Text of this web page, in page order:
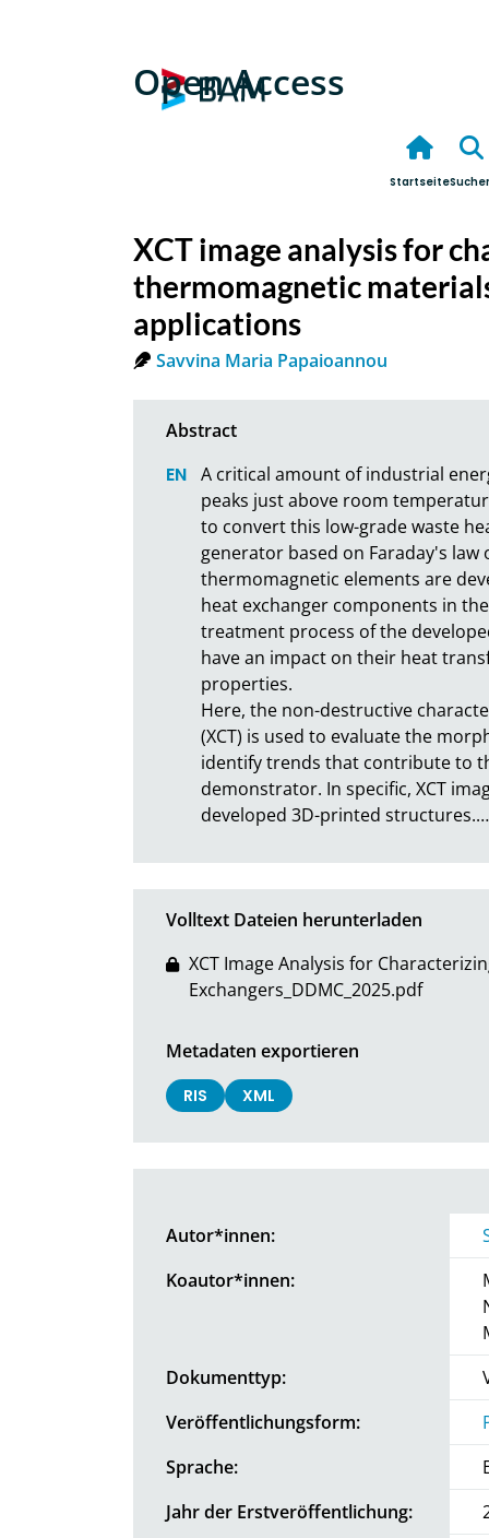
Open Access
Startseite
XCT image analysis for
thermomagnetic
applications
Savvina Maria Papaioannou
A critical amount of industrial
peaks just above room
to convert this low-grade waste
generator based on Faraday's
thermomagnetic elements are
heat exchanger components in
treatment process of the
have an impact on their heat
properties.
Here, the non-destructive
(XCT) is used to evaluate the
identify trends that contribute to
demonstrator. In specific, XCT
developed 3D-printed structures.…
Volltext Dateien herunterladen
XCT Image Analysis for
Exchangers_DDMC_2025.pdf
Metadaten exportieren
RIS XML
Autor*innen:
Koautor*innen:
Dokumenttyp:
Veröffentlichungsform:
Sprache:
Jahr der Erstveröffentlichung: